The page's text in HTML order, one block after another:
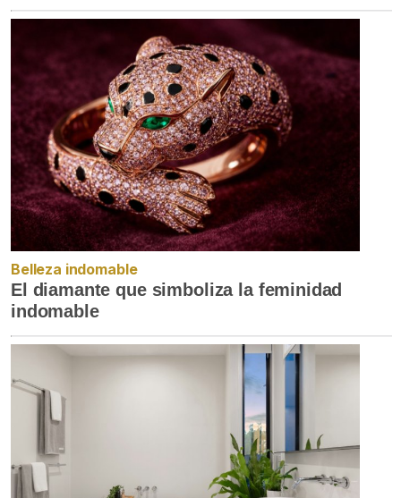
Belleza indomable
El diamante que simboliza la feminidad
indomable